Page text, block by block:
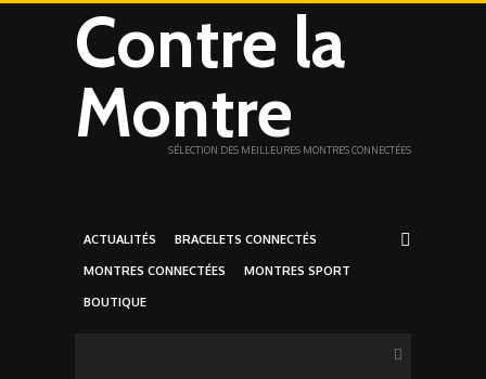
Contre la
Montre
SÉLECTION DES MEILLEURES MONTRES CONNECTÉES
ACTUALITÉS BRACELETS CONNECTÉS
MONTRES CONNECTÉES MONTRES SPORT
BOUTIQUE